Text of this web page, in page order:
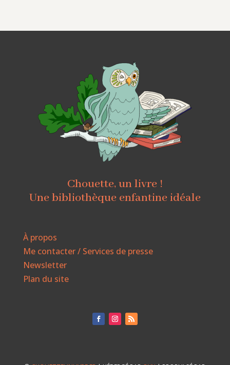
Chouette, un livre !
Une bibliothèque enfantine idéale
À propos
Me contacter / Services de presse
Newsletter
Plan du site